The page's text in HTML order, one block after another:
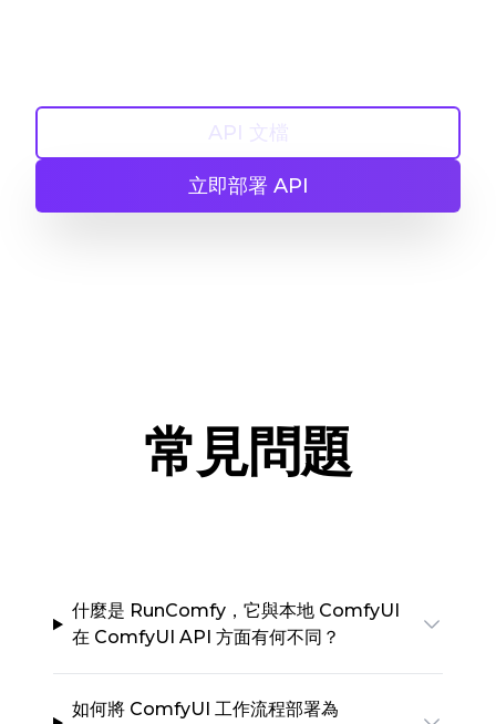
API 文檔
立即部署 API
常見問題
什麼是 RunComfy，它與本地 ComfyUI
在 ComfyUI API 方面有何不同？
如何將 ComfyUI 工作流程部署為